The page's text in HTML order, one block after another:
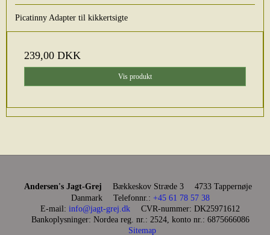
Picatinny Adapter til kikkertsigte
239,00 DKK
Vis produkt
Andersen's Jagt-Grej Bækkeskov Stræde 3
4733 Tappernøje
Danmark
Telefonnr. : +45 61 78 57 38
E-mail : info@jagt-grej.dk CVR-nummer: DK25971612
Bankoplysninger: Nordea reg. nr.: 2524, konto nr.: 6875666086
Sitemap